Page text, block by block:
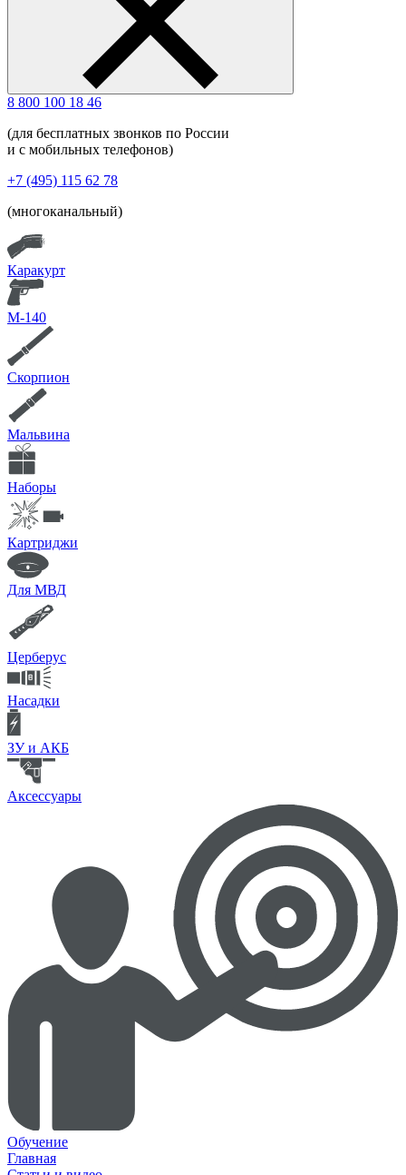
8 800 100 18 46
(для бесплатных звонков по России
и с мобильных телефонов)
+7 (495) 115 62 78
(многоканальный)
Каракурт
М-140
Скорпион
Мальвина
Наборы
Картриджи
Для МВД
Церберус
Насадки
ЗУ и АКБ
Аксессуары
Обучение
Главная